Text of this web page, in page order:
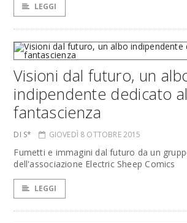
LEGGI
Visioni dal futuro, un
indipendente dedicato
fantascienza
DI S* GIOVEDÌ 8 OTTOBRE 2015
Fumetti e immagini dal futuro da un
dell'associazione Electric Sheep Comics
LEGGI